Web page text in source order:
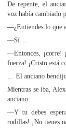
De repente, el
voz había cambiado
—¿Entiendes lo que
—Sí…
—Entonces, ¡corre!
fuerza! ¡Cristo está
… El anciano
Mientras se iba,
anciano:
—Y tu debes
rodillas! ¡No tienes